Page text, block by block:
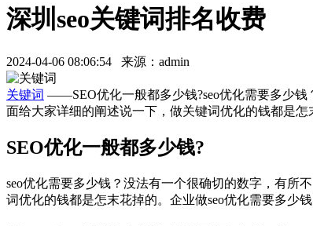
深圳seo关键词排名收费
2024-04-06 08:06:54 来源：admin
关键词 ——SEO优化一般都多少钱?seo优化需要多少钱
面给大家详细的阐述说一下，做关键词优化的钱都是怎
SEO优化一般都多少钱?
seo优化需要多少钱？没法有一个很确切的数字，有所
词优化的钱都是怎末花掉的。企业做seo优化需要多少钱